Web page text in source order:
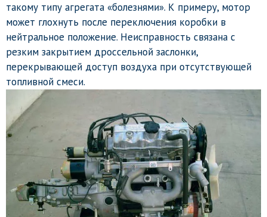
такому типу агрегата «болезнями». К примеру, мотор
может глохнуть после переключения коробки в
нейтральное положение. Неисправность связана с
резким закрытием дроссельной заслонки,
перекрывающей доступ воздуха при отсутствующей
топливной смеси.